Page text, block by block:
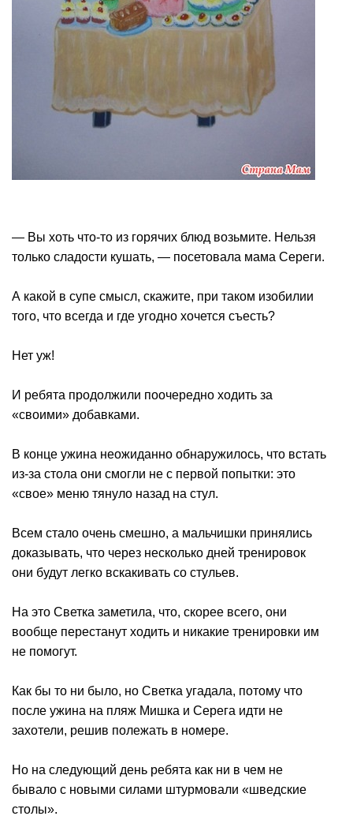
— Вы хоть что-то из горячих блюд возьмите. Нельзя
только сладости кушать, — посетовала мама Сереги.
А какой в супе смысл, скажите, при таком изобилии
того, что всегда и где угодно хочется съесть?
Нет уж!
И ребята продолжили поочередно ходить за
«своими» добавками.
В конце ужина неожиданно обнаружилось, что встать
из-за стола они смогли не с первой попытки: это
«свое» меню тянуло назад на стул.
Всем стало очень смешно, а мальчишки принялись
доказывать, что через несколько дней тренировок
они будут легко вскакивать со стульев.
На это Светка заметила, что, скорее всего, они
вообще перестанут ходить и никакие тренировки им
не помогут.
Как бы то ни было, но Светка угадала, потому что
после ужина на пляж Мишка и Серега идти не
захотели, решив полежать в номере.
Но на следующий день ребята как ни в чем не
бывало с новыми силами штурмовали «шведские
столы».